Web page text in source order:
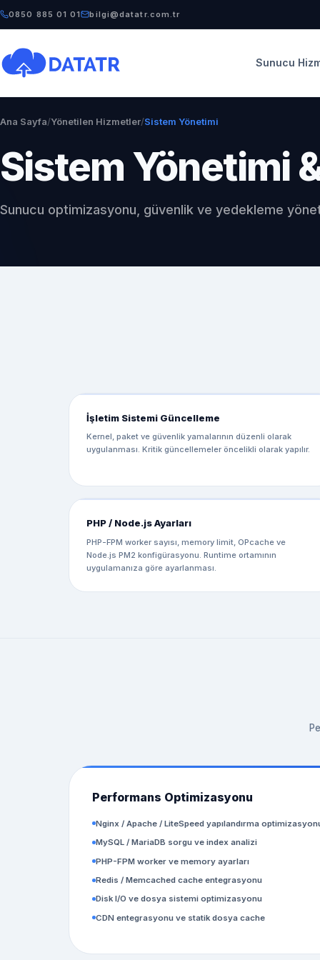
0850 885 01 01 bilgi@datatr.com.tr
Sunucu
Ana Sayfa/Yönetilen Hizmetler/Sistem Yönetimi
Sistem Yönetimi
Sunucu optimizasyonu, güvenlik ve yedekleme
İşletim Sistemi Güncelleme
Kernel, paket ve güvenlik yamalarının düzenli olarak
uygulanması. Kritik güncellemeler öncelikli olarak yapılır.
PHP / Node.js Ayarları
PHP-FPM worker sayısı, memory limit, OPcache ve
Node.js PM2 konfigürasyonu. Runtime ortamının
uygulamanıza göre ayarlanması.
Performans Optimizasyonu
Nginx / Apache / LiteSpeed yapılandırma
MySQL / MariaDB sorgu ve index analizi
PHP-FPM worker ve memory ayarları
Redis / Memcached cache entegrasyonu
Disk I/O ve dosya sistemi optimizasyonu
CDN entegrasyonu ve statik dosya cache